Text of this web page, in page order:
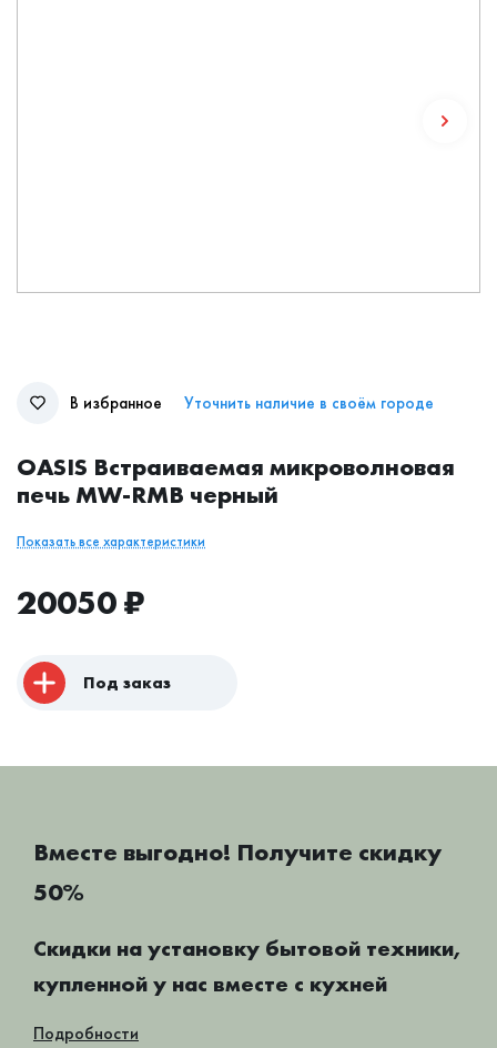
В избранное Уточнить наличие в своём городе
OASIS Встраиваемая микроволновая
печь MW-RMB черный
Показать все характеристики
20050₽
Под заказ
Вместе выгодно! Получите скидку
50%
Скидки на установку бытовой техники,
купленной у нас вместе с кухней
Подробности